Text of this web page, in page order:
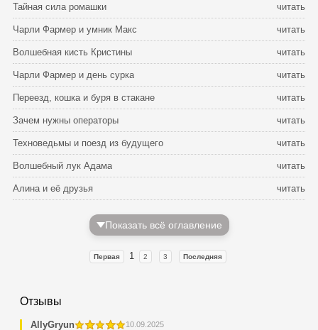
Тайная сила ромашки читать
Чарли Фармер и умник Макс читать
Волшебная кисть Кристины читать
Чарли Фармер и день сурка читать
Переезд, кошка и буря в стакане читать
Зачем нужны операторы читать
Техноведьмы и поезд из будущего читать
Волшебный лук Адама читать
Алина и её друзья читать
Показать всё оглавление
Первая 1 2 3 Последняя
Отзывы
AllyGryun 10.09.2025